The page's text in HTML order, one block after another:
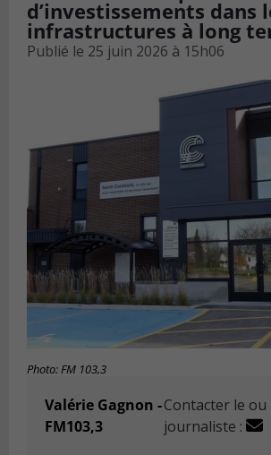
d’investissements dans
infrastructures à long
Publié le 25 juin 2026 à 15h06
Photo: FM 103,3
Valérie Gagnon -
FM103,3
Contacter le ou
journaliste :